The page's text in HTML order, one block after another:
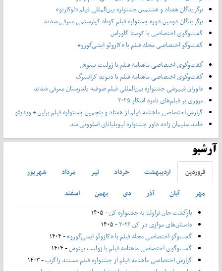
برگزیدگان هفتاد و هشتمین جشنواره بین‌المللی فیلم «لوکارنو»
برگزیدگان دومین دوره جشنواره فیلم کوتاه کیارستمی معرفی شدند
گفت‌وگوی اختصاصی با کوستا گاوراس
گفت‌وگو اختصاصی مجله فیلم با «کازوئو ایشی‌گورو»
گفت‌وگوی اختصاصی ماهنامه فیلم با ژولیت بینوش
گفت‌وگوی اختصاصی ماهنامه فیلم با دیوید کراننبرگ
داوران فیپرشی جشنواره بین‌المللی فیلم صوفیه بلغارستان معرفی شدند
مروری بر فیلم‌های نامزد اسکار ۲۰۲۵
گزارش اختصاصی ماهنامه فیلم از هفتاد و پنجمین جشنواره فیلم برلین + ویدیئو
حامد سلیمان زاده داور جشنواره لیوبلیانای اسلوونی شد
آرشیو
فروردين ارديبهشت خرداد تير مرداد
شهريور
مهر
آبان آذر دی بهمن
اسفند
بازگشت جان تراولتا به جشنواره کن- ۱۴۰۵
داستان‌های موازی در کن ۲۰۲۶
- ۱۴۰۵
گفت‌وگو اختصاصی مجله فیلم با «کازوئو ایشی‌گورو»- ۱۴۰۴
گفت‌وگوی اختصاصی ماهنامه فیلم با ژولیت بینوش- ۱۴۰۴
گزارش اختصاصی ماهنامه فیلم از جشنواره فیلم مستند زاگرب- ۱۴۰۳